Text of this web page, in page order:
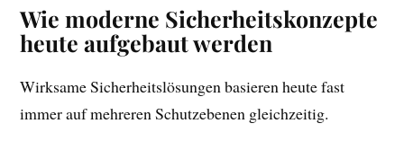
Wie moderne Sicherheitskonzepte
heute aufgebaut werden
Wirksame Sicherheitslösungen basieren heute fast
immer auf mehreren Schutzebenen gleichzeitig.